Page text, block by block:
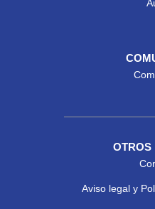
OTROS
Aviso legal y